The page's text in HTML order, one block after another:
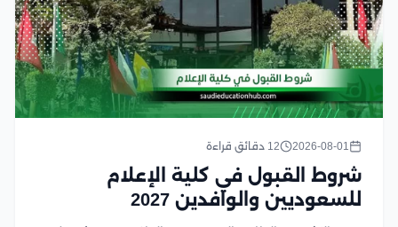
2026-08-01 12 دقائق قراءة
شروط القبول في كلية الإعلام
للسعوديين والوافدين 2027